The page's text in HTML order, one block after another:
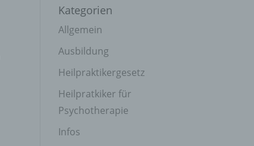
Kategorien
Allgemein
Ausbildung
Heilpraktikergesetz
Heilpratkiker für
Psychotherapie
Infos